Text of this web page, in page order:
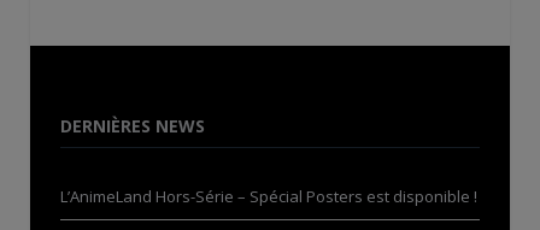
DERNIÈRES NEWS
L’AnimeLand Hors-Série – Spécial Posters est disponible !